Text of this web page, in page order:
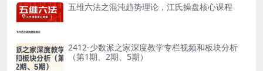
五维六法之混沌趋势理论，江氏操盘核心课程
2412-少数派之家深度教学专栏视频和板块分析
（第1期、2期、5期）